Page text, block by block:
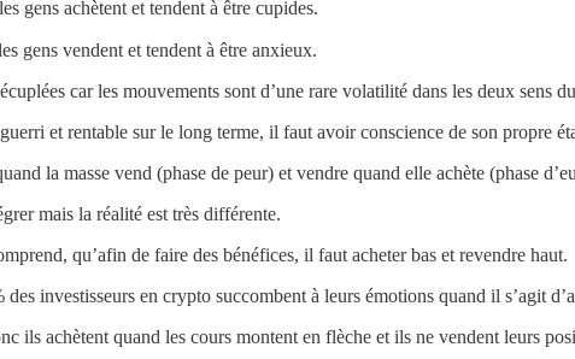
gens achètent et tendent à être cupides.
gens vendent et tendent à être anxieux.
car les mouvements sont d’une rare volatilité dans les deux sens
et rentable sur le long terme, il faut avoir conscience de son propre
la masse vend (phase de peur) et vendre quand elle achète (phase
mais la réalité est très différente.
qu’afin de faire des bénéfices, il faut acheter bas et revendre haut.
investisseurs en crypto succombent à leurs émotions quand il s’agit
ils achètent quand les cours montent en flèche et ils ne vendent leurs